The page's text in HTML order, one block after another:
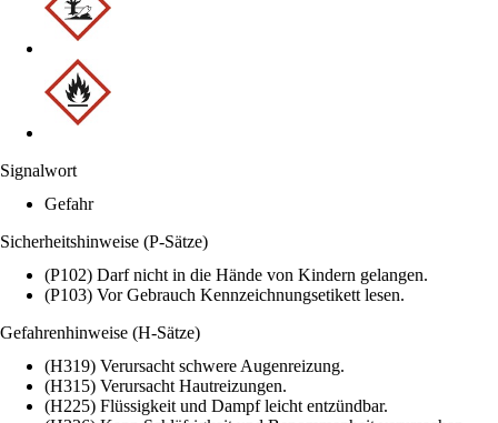
Signalwort
Gefahr
Sicherheitshinweise (P-Sätze)
(P102) Darf nicht in die Hände von Kindern gelangen.
(P103) Vor Gebrauch Kennzeichnungsetikett lesen.
Gefahrenhinweise (H-Sätze)
(H319) Verursacht schwere Augenreizung.
(H315) Verursacht Hautreizungen.
(H225) Flüssigkeit und Dampf leicht entzündbar.